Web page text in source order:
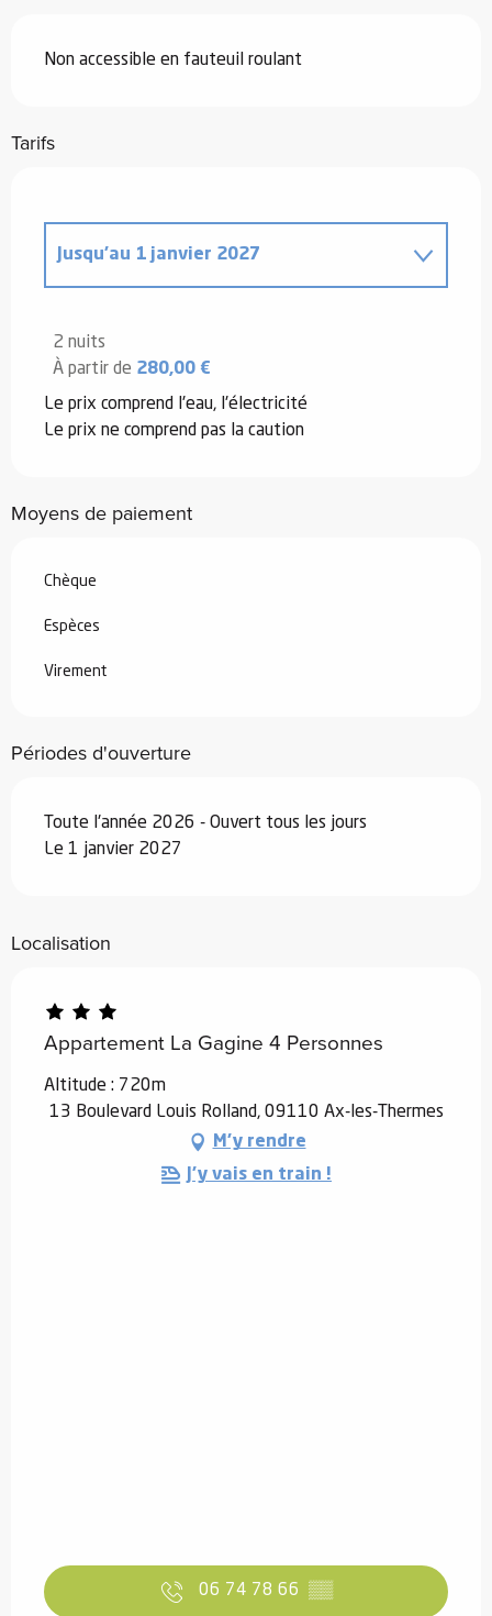
Non accessible en fauteuil roulant
Tarifs
Jusqu'au 1 janvier 2027
2 nuits
À partir de 280,00 €
Le prix comprend l'eau, l'électricité
Le prix ne comprend pas la caution
Moyens de paiement
Chèque
Espèces
Virement
Périodes d'ouverture
Toute l'année 2026 - Ouvert tous les jours
Le 1 janvier 2027
Localisation
Appartement La Gagine 4 Personnes
Altitude : 720m
13 Boulevard Louis Rolland, 09110 Ax-les-Thermes
M'y rendre
J'y vais en train !
06 74 78 66 ▒▒